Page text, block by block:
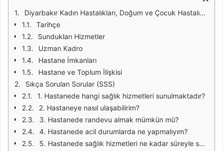
Diyarbakır Kadın Hastalıkları, Doğum ve Çocuk Hastalıkları Hastanesi: Sağlıkta Güven ve Kalite
Tarihçe
Sundukları Hizmetler
Uzman Kadro
Hastane İmkanları
Hastane ve Toplum İlişkisi
Sıkça Sorulan Sorular (SSS)
1. Hastanede hangi sağlık hizmetleri sunulmaktadır?
2. Hastaneye nasıl ulaşabilirim?
3. Hastanede randevu almak mümkün mü?
4. Hastanede acil durumlarda ne yapmalıyım?
5. Hastanede sağlık hizmetleri ne kadar süreyle sunulmaktadır?